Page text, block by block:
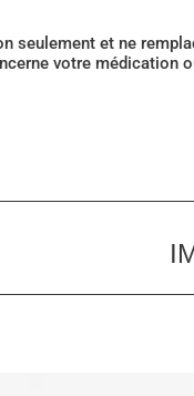
et ne
votre médication